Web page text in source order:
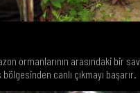
ormanlarının arasındaki bir
canlı çıkmayı başarır.